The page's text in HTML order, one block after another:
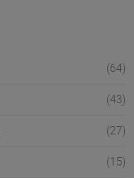
(64)
(43)
(27)
(15)